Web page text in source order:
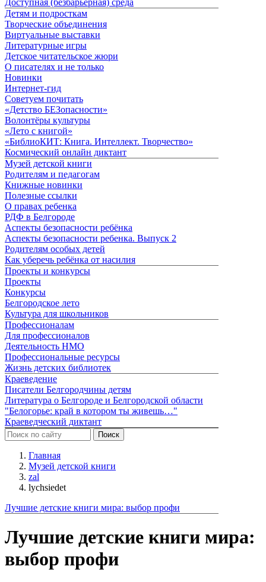
Детям и подросткам
Творческие объединения
Виртуальные выставки
Литературные игры
Детское читательское жюри
О писателях и не только
Новинки
Интернет-гид
Советуем почитать
«Детство БЕЗопасности»
Волонтёры культуры
«Лето с книгой»
«БиблиоКИТ: Книга. Интеллект. Творчество»
Космический онлайн диктант
Музей детской книги
Родителям и педагогам
Книжные новинки
Полезные ссылки
О правах ребенка
РДФ в Белгороде
Аспекты безопасности ребёнка
Аспекты безопасности ребенка. Выпуск 2
Родителям особых детей
Как уберечь ребёнка от насилия
Проекты и конкурсы
Проекты
Конкурсы
Белгородское лето
Культура для школьников
Профессионалам
Для профессионалов
Деятельность НМО
Профессиональные ресурсы
Жизнь детских библиотек
Краеведение
Писатели Белгородчины детям
Литература о Белгороде и Белгородской области
"Белогорье: край в котором ты живешь…"
Краеведческий диктант
Главная
Музей детской книги
zal
lychsiedet
Лучшие детские книги мира: выбор профи
Лучшие детские книги мира:
выбор профи